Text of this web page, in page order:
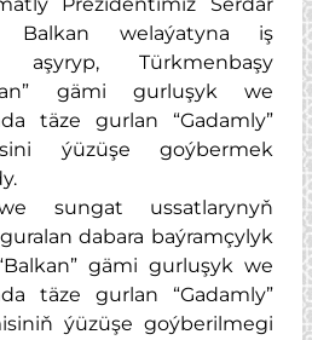
Prezidentimiz Serdar
Balkan welaýatyna iş
aşyryp, Türkmenbaşy
gämi gurluşyk we
täze gurlan “Gadamly”
ýüzüşe goýbermek
sungat ussatlarynyň
dabara baýramçylyk
gämi gurluşyk we
täze gurlan “Gadamly”
ýüzüşe goýberilmegi